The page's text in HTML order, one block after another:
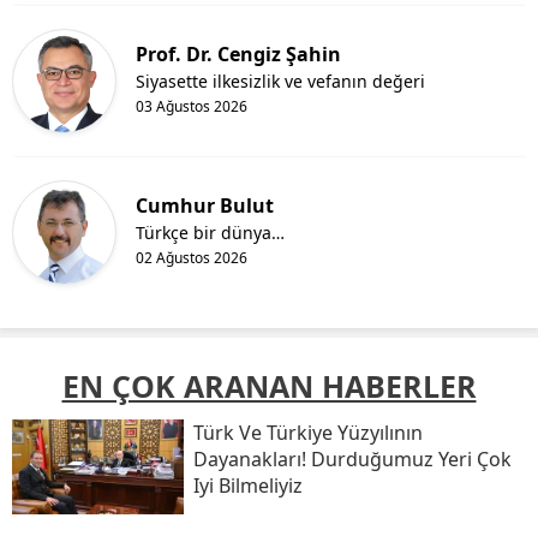
Prof. Dr. Cengiz Şahin
03 Ağustos 2026
Siyasette ilkesizlik ve vefanın değeri
Cumhur Bulut
02 Ağustos 2026
Türkçe bir dünya…
EN ÇOK ARANAN HABERLER
Türk Ve Türkiye Yüzyılının
Dayanakları! Durduğumuz Yeri Çok
Iyi Bilmeliyiz